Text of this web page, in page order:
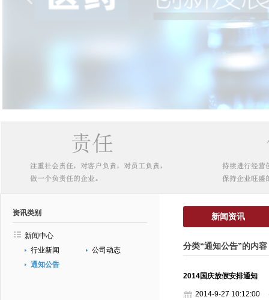
资讯类别
新闻中心
行业新闻
公司动态
通知公告
新闻资讯
分类“通知公告”的内容
2014国庆放假安排通知
2014-9-27 10:12:00